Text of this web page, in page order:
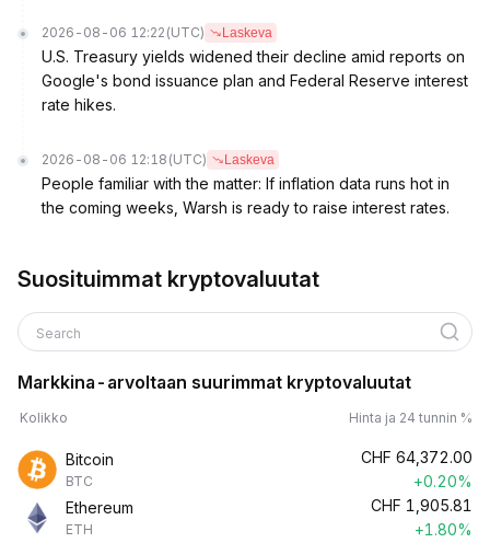
2026-08-06 12:22 (UTC) Laskeva
U.S. Treasury yields widened their decline amid reports on
Google's bond issuance plan and Federal Reserve interest
rate hikes.
2026-08-06 12:18 (UTC) Laskeva
People familiar with the matter: If inflation data runs hot in
the coming weeks, Warsh is ready to raise interest rates.
Suosituimmat kryptovaluutat
Search
Markkina-arvoltaan suurimmat kryptovaluutat
Kolikko Hinta ja 24 tunnin %
Bitcoin
BTC
CHF 64,372.00
+0.20%
Ethereum
ETH
CHF 1,905.81
+1.80%